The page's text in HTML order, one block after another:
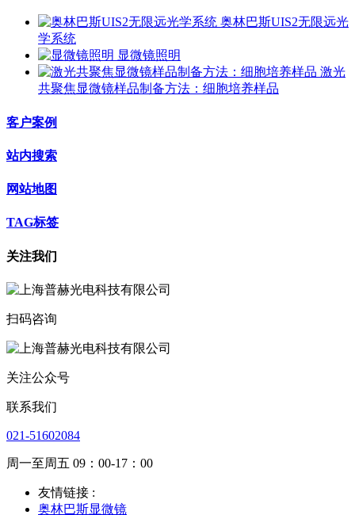
奥林巴斯UIS2无限远光
学系统
显微镜照明
激光
共聚焦显微镜样品制备方法：细胞培养样品
客户案例
站内搜索
网站地图
TAG标签
关注我们
扫码咨询
关注公众号
联系我们
021-51602084
周一至周五 09：00-17：00
友情链接 :
奥林巴斯显微镜